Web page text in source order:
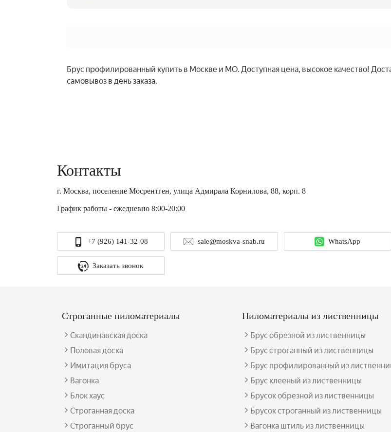
Брус профилированный купить в Москве и МО. Доступная цена, высокое качество!
самовывоз в день заказа.
Контакты
г. Москва, поселение Мосрентген, улица Адмирала Корнилова, 88, корп. 8
График работы - ежедневно 8:00-20:00
+7 (926) 141-32-08 sale@moskva-snab.ru WhatsApp
Заказать звонок
Строганные пиломатериалы
Скандинавская доска
Половая доска
Имитация бруса
Вагонка
Блок хаус
Строганная доска
Строганный брус
Пиломатериалы из лиственницы
Брус обрезной из лиственницы
Брус строганный из лиственницы
Брус профилированный из
Брус клееный из лиственницы
Брусок обрезной из лиственницы
Брусок строганный из лиственницы
Вагонка штиль из лиственницы